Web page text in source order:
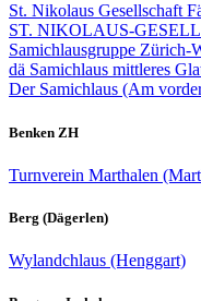
St. Nikolaus Gesellschaft
ST. NIKOLAUS-
Samichlausgruppe Zürich-
dä Samichlaus mittleres
Der Samichlaus (Am
Benken ZH
Turnverein Marthalen
Berg (Dägerlen)
Wylandchlaus (Henggart)